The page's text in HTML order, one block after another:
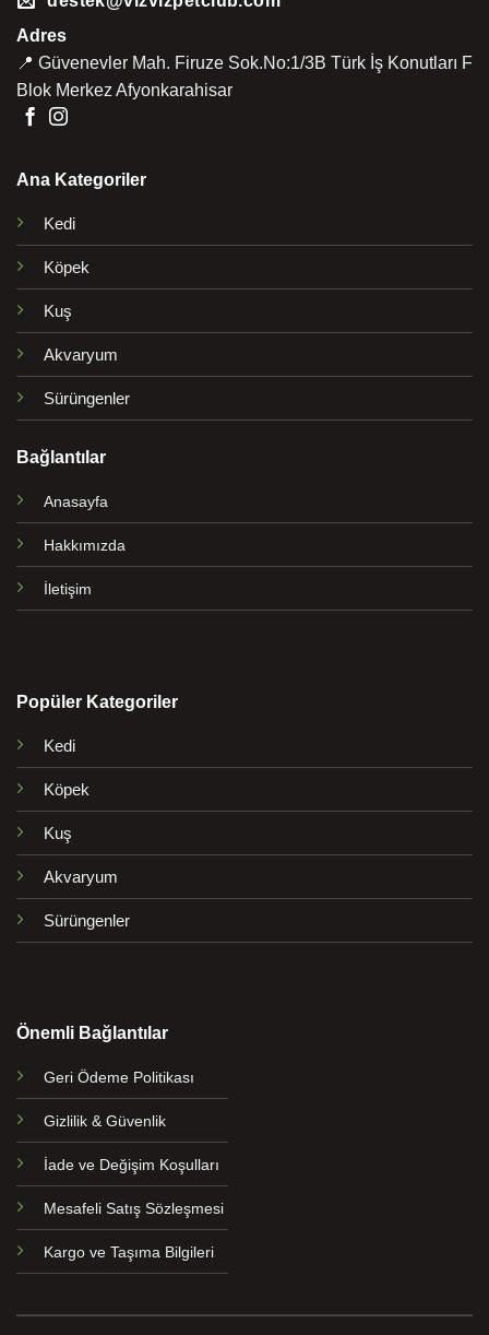
Adres
📍 Güvenevler Mah. Firuze Sok.No:1/3B Türk İş Konutları F
Blok Merkez Afyonkarahisar
Ana Kategoriler
Kedi
Köpek
Kuş
Akvaryum
Sürüngenler
Bağlantılar
Anasayfa
Hakkımızda
İletişim
Popüler Kategoriler
Kedi
Köpek
Kuş
Akvaryum
Sürüngenler
Önemli Bağlantılar
Geri Ödeme Politikası
Gizlilik & Güvenlik
İade ve Değişim Koşulları
Mesafeli Satış Sözleşmesi
Kargo ve Taşıma Bilgileri